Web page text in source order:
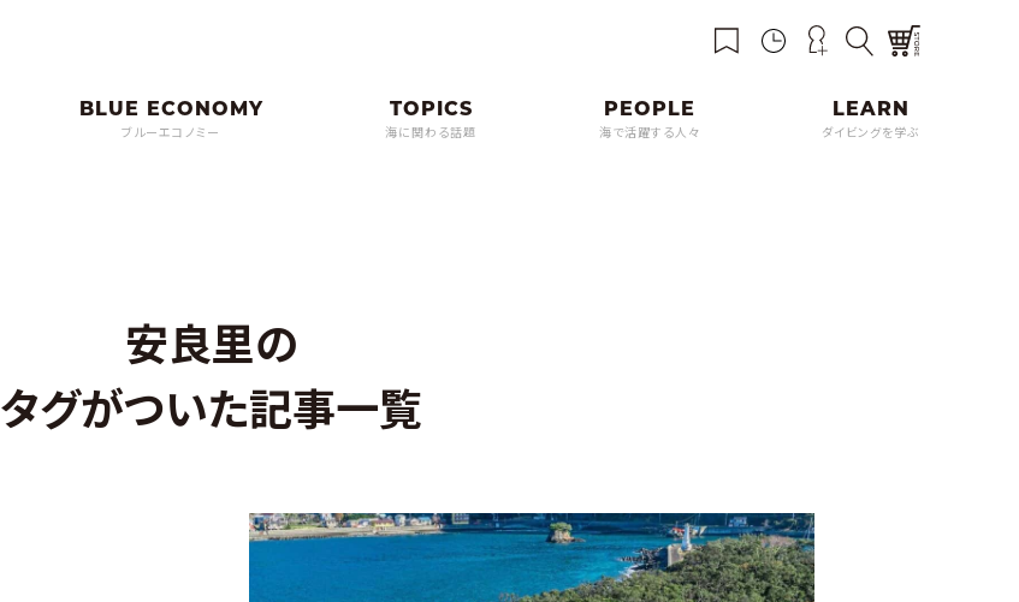
ブルーエコノミー 海に関わる話題 海で活躍する人々 ダイビングを学ぶ
安良里の
タグがついた記事一覧